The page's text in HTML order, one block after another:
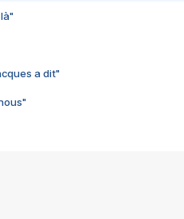
a dit"